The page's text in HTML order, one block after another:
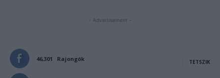
- Advertisement -
46,301 Rajongók TETSZIK